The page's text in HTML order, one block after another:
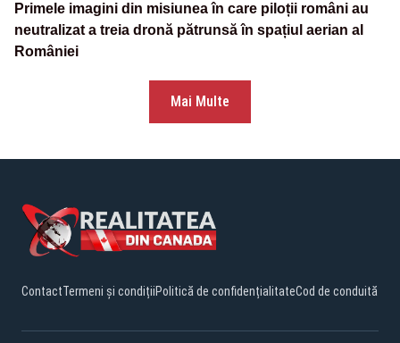
Primele imagini din misiunea în care piloții români au
neutralizat a treia dronă pătrunsă în spațiul aerian al
României
Mai Multe
ContactTermeni și condițiiPolitică de confidențialitateCod de conduită